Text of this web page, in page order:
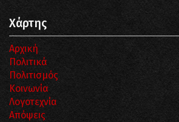
Χάρτης
Αρχική
Πολιτικά
Πολιτισμός
Κοινωνία
Λογοτεχνία
Απόψεις